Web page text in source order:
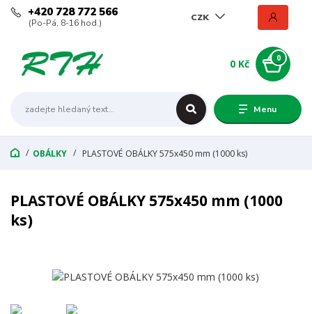
Menu
CZK
+420 728 772 566
(Po-Pá, 8-16 hod.)
0
0 Kč
OBÁLKY PLASTOVÉ OBÁLKY 575x450 mm (1000 ks)
PLASTOVÉ OBÁLKY 575x450 mm (1000
ks)